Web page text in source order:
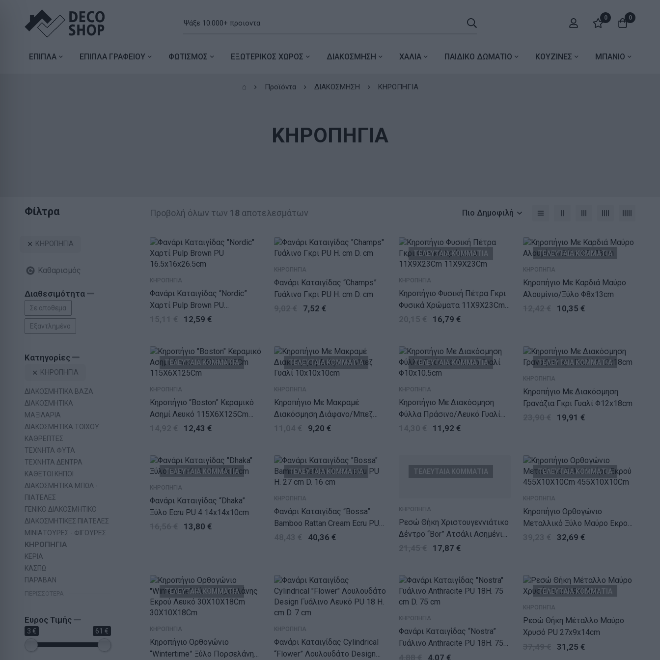
0 0
ΕΠΙΠΛΑ ΕΠΙΠΛΑ ΓΡΑΦΕΙΟΥ ΦΩΤΙΣΜΟΣ ΕΞΩΤΕΡΙΚΟΣ ΧΩΡΟΣ ΔΙΑΚΟΣΜΗΣΗ ΧΑΛΙΑ ΠΑΙΔΙΚΟ ΔΩΜΑΤΙΟ ΚΟΥΖΙΝΕΣ ΜΠΑΝΙΟ
⌂ Προϊόντα ΔΙΑΚΟΣΜΗΣΗ ΚΗΡΟΠΗΓΙΑ
ΚΗΡΟΠΗΓΙΑ
Φίλτρα
ΚΗΡΟΠΗΓΙΑ
Καθαρισμός
Διαθεσιμότητα
Σε αποθεμα
Εξαντλημένο
Κατηγορίες
ΚΗΡΟΠΗΓΙΑ
ΔΙΑΚΟΣΜΗΤΙΚΑ ΒΑΖΑ
ΔΙΑΚΟΣΜΗΤΙΚΑ
ΜΑΞΙΛΑΡΙΑ
ΔΙΑΚΟΣΜΗΤΙΚΑ ΤΟΙΧΟΥ
ΚΑΘΡΕΠΤΕΣ
ΤΕΧΝΗΤΑ ΦΥΤΑ
ΤΕΧΝΗΤΑ ΔΕΝΤΡΑ
ΚΑΘΕΤΟΙ ΚΗΠΟΙ
ΔΙΑΚΟΣΜΗΤΙΚΑ ΜΠΩΛ -
ΠΙΑΤΕΛΕΣ
ΓΕΝΙΚΟ ΔΙΑΚΟΣΜΗΤΙΚΟ
ΔΙΑΚΟΣΜΗΤΙΚΕΣ ΠΙΑΤΕΛΕΣ
ΜΙΝΙΑΤΟΥΡΕΣ - ΦΙΓΟΥΡΕΣ
ΚΗΡΟΠΗΓΙΑ
ΚΕΡΙΑ
ΚΑΣΠΩ
ΠΑΡΑΒΑΝ
Ευρος Τιμής
3 € 61 €
Προβολή όλων των 18 αποτελεσμάτων Πιο Δημοφιλή
ΚΗΡΟΠΗΓΙΑ
Φανάρι Καταιγίδας “Nordic”
Χαρτί Pulp Brown PU
16.5x16x26.5cm
12,59 €
ΚΗΡΟΠΗΓΙΑ
Φανάρι Καταιγίδας “Champs”
Γυάλινο Γκρι PU H. cm D. cm
7,52€
ΤΕΛΕΥΤΑΙΑ ΚΟΜΜΑΤΙΑ
ΚΗΡΟΠΗΓΙΑ
Κηροπήγιο Φυσική Πέτρα Γκρι
Φυσικά Χρώματα 11X9X23Cm
11X9X23Cm16,79 €
ΤΕΛΕΥΤΑΙΑ ΚΟΜΜΑΤΙΑ
ΚΗΡΟΠΗΓΙΑ
Κηροπήγιο Με Καρδιά Μαύρο
Αλουμίνιο/Ξύλο Φ8x13cm
10,35€
ΤΕΛΕΥΤΑΙΑ ΚΟΜΜΑΤΙΑ
ΚΗΡΟΠΗΓΙΑ
Κηροπήγιο “Boston” Κεραμικό
Ασημί Λευκό 115X6X125Cm
115X6X125Cm
12,43 €
ΤΕΛΕΥΤΑΙΑ ΚΟΜΜΑΤΙΑ
ΚΗΡΟΠΗΓΙΑ
Κηροπήγιο Με Μακραμέ
Διακόσμηση Διάφανο/Μπεζ
Γυαλί 10x10x10cm
9,20€
ΤΕΛΕΥΤΑΙΑ ΚΟΜΜΑΤΙΑ
ΚΗΡΟΠΗΓΙΑ
Κηροπήγιο Με Διακόσμηση
Φύλλα Πράσινο/Λευκό Γυαλί
Φ10×10.5cm11,92 €
ΤΕΛΕΥΤΑΙΑ ΚΟΜΜΑΤΙΑ
ΚΗΡΟΠΗΓΙΑ
Κηροπήγιο Με Διακόσμηση
Γρανάζια Γκρι Γυαλί Φ12x18cm
19,91€
ΤΕΛΕΥΤΑΙΑ ΚΟΜΜΑΤΙΑ
ΚΗΡΟΠΗΓΙΑ
Φανάρι Καταιγίδας “Dhaka”
Ξύλο Ecru PU 4 14x14x10cm
13,80 €
ΤΕΛΕΥΤΑΙΑ ΚΟΜΜΑΤΙΑ
ΚΗΡΟΠΗΓΙΑ
Φανάρι Καταιγίδας “Bossa”
Bamboo Rattan Cream Ecru PU
H. 27 cm D. 16 cm
40,36€
ΤΕΛΕΥΤΑΙΑ ΚΟΜΜΑΤΙΑ
ΚΗΡΟΠΗΓΙΑ
Ρεσώ Θήκη Χριστουγεννιάτικο
Δέντρο “Bor” Ατσάλι Ασημένιο
PU 4 12X6x20cm
17,87 €
ΤΕΛΕΥΤΑΙΑ ΚΟΜΜΑΤΙΑ
ΚΗΡΟΠΗΓΙΑ
Κηροπήγιο Ορθογώνιο
Μεταλλικό Ξύλο Μαύρο Εκρού
455X10X10Cm 455X10X10Cm
32,69€
ΤΕΛΕΥΤΑΙΑ ΚΟΜΜΑΤΙΑ
ΚΗΡΟΠΗΓΙΑ
Κηροπήγιο Ορθογώνιο
“Wintertime” Ξύλο Πορσελάνης
ΚΗΡΟΠΗΓΙΑ
Φανάρι Καταιγίδας Cylindrical
“Flower” Λουλουδάτο Design
ΚΗΡΟΠΗΓΙΑ
Φανάρι Καταιγίδας “Nostra”
Γυάλινο Anthracite PU 18H. 75
cm D. 75 cm
4,07 €
ΤΕΛΕΥΤΑΙΑ ΚΟΜΜΑΤΙΑ
ΚΗΡΟΠΗΓΙΑ
Ρεσώ Θήκη Μέταλλο Μαύρο
Χρυσό PU 27x9x14cm
31,25€